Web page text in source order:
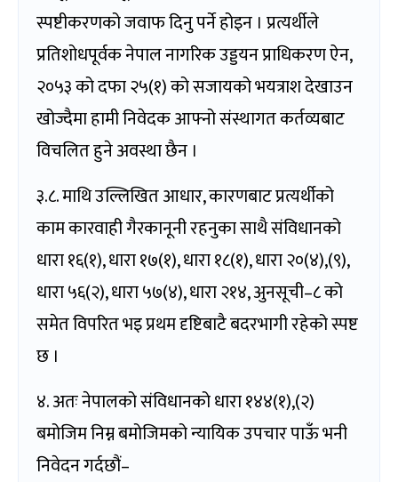
स्पष्टीकरणको जवाफ दिनु पर्ने होइन । प्रत्यर्थीले
प्रतिशोधपूर्वक नेपाल नागरिक उड्डयन प्राधिकरण ऐन,
२०५३ को दफा २५(१) को सजायको भयत्राश देखाउन
खोज्दैमा हामी निवेदक आफ्नो संस्थागत कर्तव्यबाट
विचलित हुने अवस्था छैन ।
३.८. माथि उल्लिखित आधार, कारणबाट प्रत्यर्थीको
काम कारवाही गैरकानूनी रहनुका साथै संविधानको
धारा १६(१), धारा १७(१), धारा १८(१), धारा २०(४),(९),
धारा ५६(२), धारा ५७(४), धारा २१४, अुनसूची–८ को
समेत विपरित भइ प्रथम दृष्टिबाटै बदरभागी रहेको स्पष्ट
छ ।
४. अतः नेपालको संविधानको धारा १४४(१),(२)
बमोजिम निम्न बमोजिमको न्यायिक उपचार पाऊँ भनी
निवेदन गर्दछौं–